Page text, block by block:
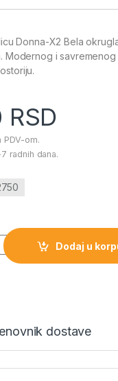
Donna-X2 Bela
Modernog i savremenog
RSD
PDV-om.
radnih dana.
Donna-X2 količina
Dodaj u
dostave